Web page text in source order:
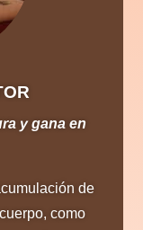
y gana en
de
como